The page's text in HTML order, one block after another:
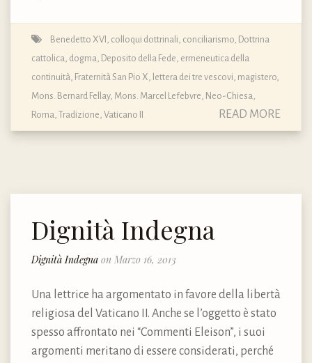
Benedetto XVI , colloqui dottrinali, conciliarismo, Dottrina
cattolica, dogma, Deposito della Fede, ermeneutica della
continuità, Fraternità San Pio X, lettera dei tre vescovi, magistero,
Mons. Bernard Fellay, Mons. Marcel Lefebvre, Neo-Chiesa,
Roma, Tradizione, Vaticano II READ MORE
Dignità Indegna
Dignità Indegna on Marzo 16, 2013
Una lettrice ha argomentato in favore della libertà
religiosa del Vaticano II. Anche se l’oggetto è stato
spesso affrontato nei “Commenti Eleison”, i suoi
argomenti meritano di essere considerati, perché